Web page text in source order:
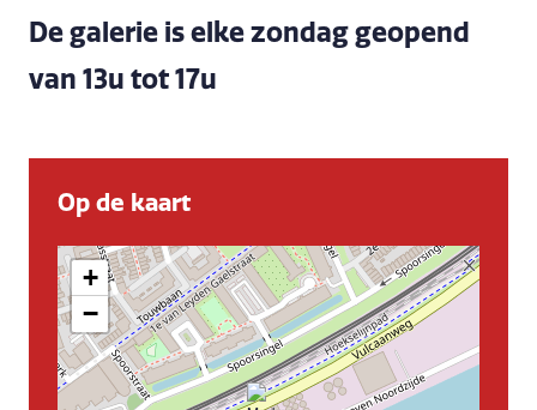
De galerie is elke zondag geopend
van 13u tot 17u
Op de kaart
+
−